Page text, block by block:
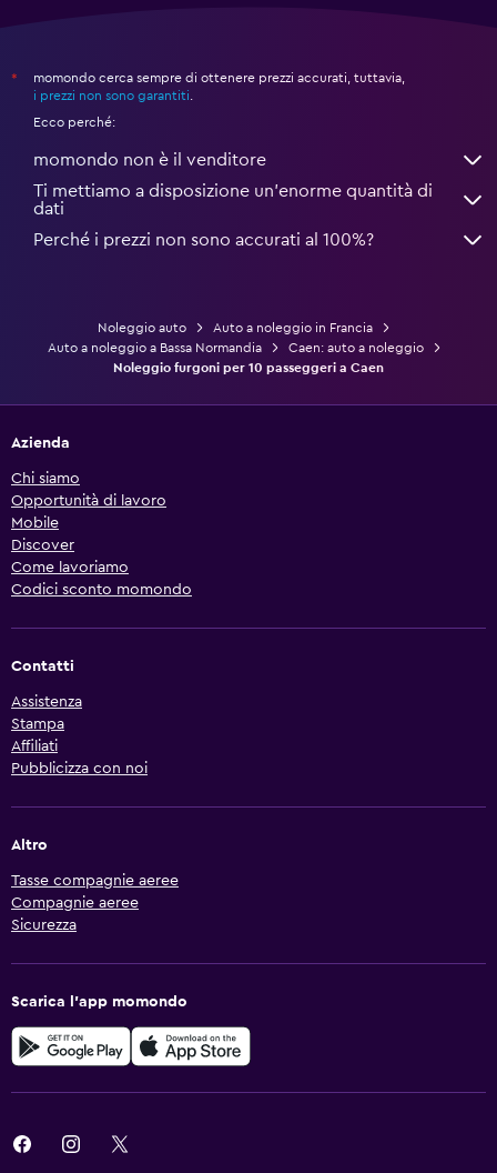
*
momondo cerca sempre di ottenere prezzi accurati, tuttavia,
i prezzi non sono garantiti.
Ecco perché:
momondo non è il venditore
Ti mettiamo a disposizione un’enorme quantità di
dati
Perché i prezzi non sono accurati al 100%?
Noleggio auto
Auto a noleggio in Francia
Auto a noleggio a Bassa Normandia
Caen: auto a noleggio
Noleggio furgoni per 10 passeggeri a Caen
Azienda
Chi siamo
Opportunità di lavoro
Mobile
Discover
Come lavoriamo
Codici sconto momondo
Contatti
Assistenza
Stampa
Affiliati
Pubblicizza con noi
Altro
Tasse compagnie aeree
Compagnie aeree
Sicurezza
Scarica l'app momondo